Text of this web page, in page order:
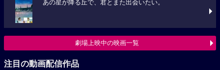
あの星が降る丘で、君とまた出会いたい。
劇場上映中の映画一覧
注目の動画配信作品